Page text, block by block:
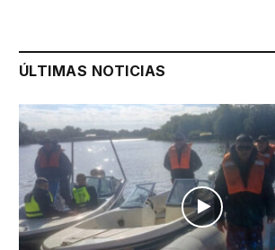
ÚLTIMAS NOTICIAS